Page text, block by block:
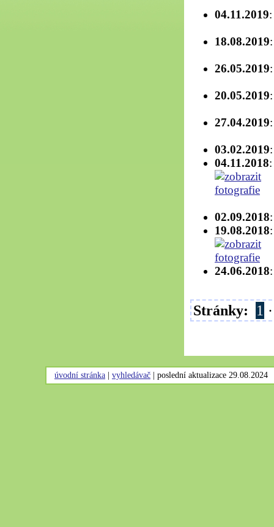
04.11.2019
18.08.2019
26.05.2019
20.05.2019
27.04.2019
03.02.2019
04.11.2018
02.09.2018
19.08.2018
24.06.2018
Stránky: 1
úvodní stránka vyhledávač poslední aktualizace 29.08.2024